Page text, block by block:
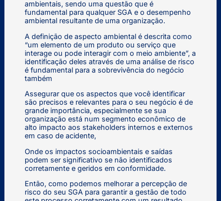
ambientais, sendo uma questão que é
fundamental para qualquer SGA e o desempenho
ambiental resultante de uma organização.
A definição de aspecto ambiental é descrita como
“um elemento de um produto ou serviço que
interage ou pode interagir com o meio ambiente”, a
identificação deles através de uma análise de risco
é fundamental para a sobrevivência do negócio
também
Assegurar que os aspectos que você identificar
são precisos e relevantes para o seu negócio é de
grande importância, especialmente se sua
organização está num segmento econômico de
alto impacto aos stakeholders internos e externos
em caso de acidente,
Onde os impactos socioambientais e saídas
podem ser significativo se não identificados
corretamente e geridos em conformidade.
Então, como podemos melhorar a percepção de
risco do seu SGA para garantir a gestão de todo